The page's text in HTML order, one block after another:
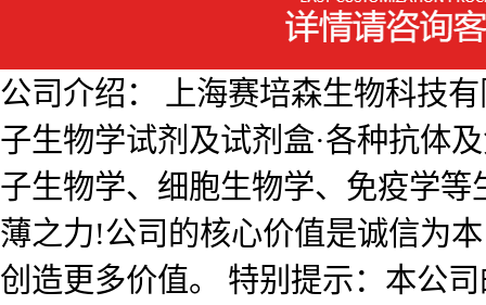
公司介绍： 上海赛培森生物科技有
子生物学试剂及试剂盒·各种抗体
子生物学、细胞生物学、免疫学
薄之力!公司的核心价值是诚信为
创造更多价值。 特别提示：本公